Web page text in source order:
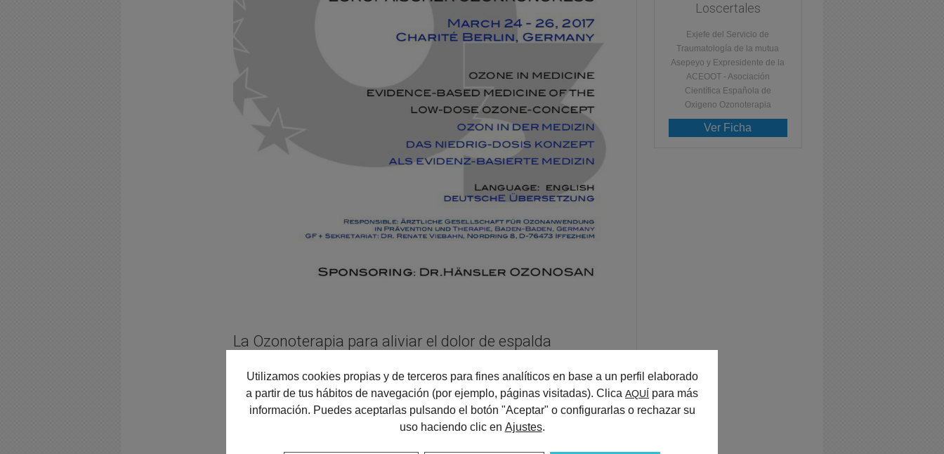
La Ozonoterapia para aliviar el dolor de espalda
El doctorcomenzó a realizar
este tratamiento debido a que la hija de un compañero
tenía un fuerte dolor en la articulación temporo-mandibular que no le permitía comer
ni dormir. A través deinfiltraciones de ozonoen la articulación mejoró muchísimo su
sesiones en un año y otra de recuerdo un año después.
Loscertales
Exjefe del Servicio de
Traumatología de la mutua
Asepeyo y Expresidente de la
ACEOOT - Asociación
Científica Española de
Oxigeno Ozonoterapia
Ver Ficha
Utilizamos cookies propias y de terceros para fines analíticos en base a un perfil elaborado
a partir de tus hábitos de navegación (por ejemplo, páginas visitadas). Clica AQUÍ para más
información. Puedes aceptarlas pulsando el botón "Aceptar" o configurarlas o rechazar su
uso haciendo clic en Ajustes.